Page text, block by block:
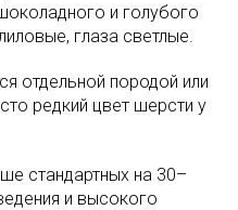
и голубого
глаза светлые.
отдельной породой или
редкий цвет шерсти у
стандартных на 30–
и высокого